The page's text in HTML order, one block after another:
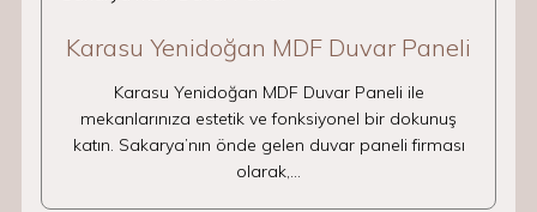
Karasu Yenidoğan MDF Duvar Paneli
Karasu Yenidoğan MDF Duvar Paneli ile
mekanlarınıza estetik ve fonksiyonel bir dokunuş
katın. Sakarya’nın önde gelen duvar paneli firması
olarak,…